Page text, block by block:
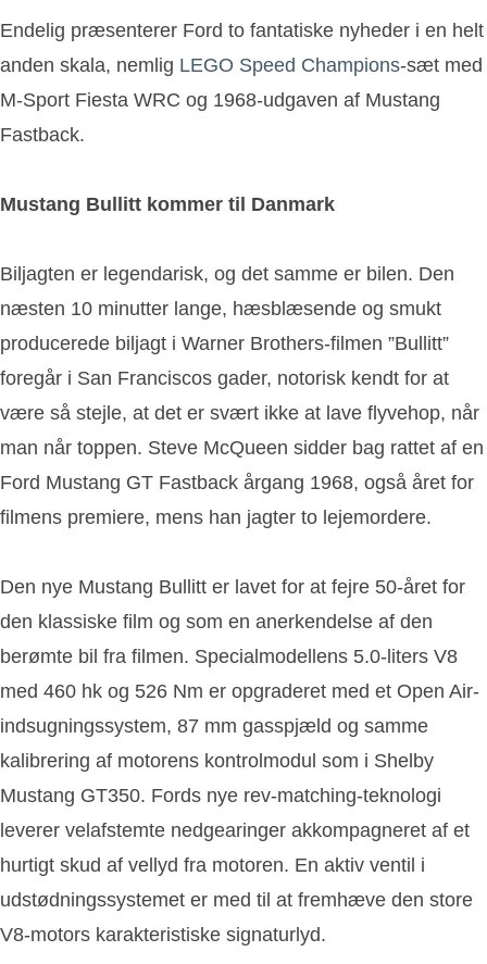
Endelig præsenterer Ford to fantatiske nyheder i en helt
anden skala, nemlig LEGO Speed Champions-sæt med
M-Sport Fiesta WRC og 1968-udgaven af Mustang
Fastback.
Mustang Bullitt kommer til Danmark
Biljagten er legendarisk, og det samme er bilen. Den
næsten 10 minutter lange, hæsblæsende og smukt
producerede biljagt i Warner Brothers-filmen ”Bullitt”
foregår i San Franciscos gader, notorisk kendt for at
være så stejle, at det er svært ikke at lave flyvehop, når
man når toppen. Steve McQueen sidder bag rattet af en
Ford Mustang GT Fastback årgang 1968, også året for
filmens premiere, mens han jagter to lejemordere.
Den nye Mustang Bullitt er lavet for at fejre 50-året for
den klassiske film og som en anerkendelse af den
berømte bil fra filmen. Specialmodellens 5.0-liters V8
med 460 hk og 526 Nm er opgraderet med et Open Air-
indsugningssystem, 87 mm gasspjæld og samme
kalibrering af motorens kontrolmodul som i Shelby
Mustang GT350. Fords nye rev-matching-teknologi
leverer velafstemte nedgearinger akkompagneret af et
hurtigt skud af vellyd fra motoren. En aktiv ventil i
udstødningssystemet er med til at fremhæve den store
V8-motors karakteristiske signaturlyd.